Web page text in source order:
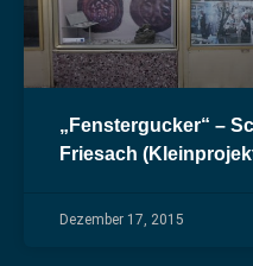
„Fenstergucker“ –
Friesach
Dezember 17, 2015